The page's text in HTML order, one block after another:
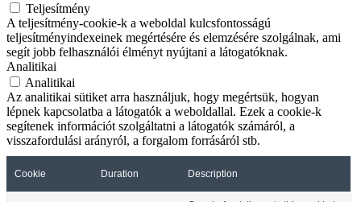
Teljesítmény
A teljesítmény-cookie-k a weboldal kulcsfontosságú
teljesítményindexeinek megértésére és elemzésére szolgálnak, ami
segít jobb felhasználói élményt nyújtani a látogatóknak.
Analitikai
Analitikai
Az analitikai sütiket arra használjuk, hogy megértsük, hogyan
lépnek kapcsolatba a látogatók a weboldallal. Ezek a cookie-k
segítenek információt szolgáltatni a látogatók számáról, a
visszafordulási arányról, a forgalom forrásáról stb.
Cookie Duration Description